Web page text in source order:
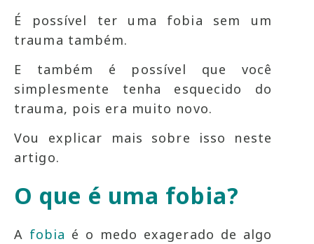
É possível ter uma fobia sem um
trauma também.
E também é possível que você
simplesmente tenha esquecido do
trauma, pois era muito novo.
Vou explicar mais sobre isso neste
artigo.
O que é uma fobia?
A fobia é o medo exagerado de algo